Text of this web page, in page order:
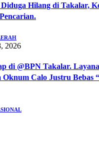
Hilang di Takalar,
2026
di @BPN Takalar.
Oknum Calo Justru Bebas